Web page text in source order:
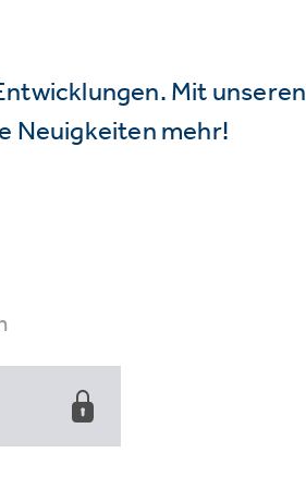
Mit unseren
Neuigkeiten mehr!